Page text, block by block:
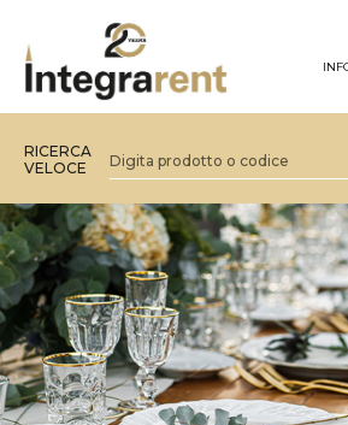
RICERCA
VELOCE